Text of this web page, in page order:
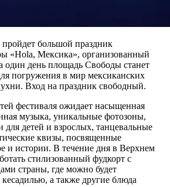
большой праздник
«Hola, Мексика», организованный
день площадь Свободы станет
погружения в мир мексиканских
Вход на праздник свободный.
фестиваля ожидает насыщенная
музыка, уникальные фотозоны,
для детей и взрослых, танцевальные
квизы, посвященные
и истории. В течение дня в Верхнем
стилизованный фудкорт с
страны, где можно будет
а также другие блюда